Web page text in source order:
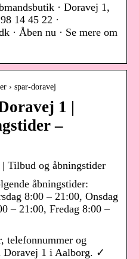
· Doravej 1,
14 45 22 ·
· Åben nu · Se mere om
› spar-doravej
1 |
–
Tilbud og åbningstider
åbningstider:
8:00 – 21:00, Onsdag
– 21:00, Fredag 8:00 –
telefonnummer og
Doravej 1 i Aalborg. ✓